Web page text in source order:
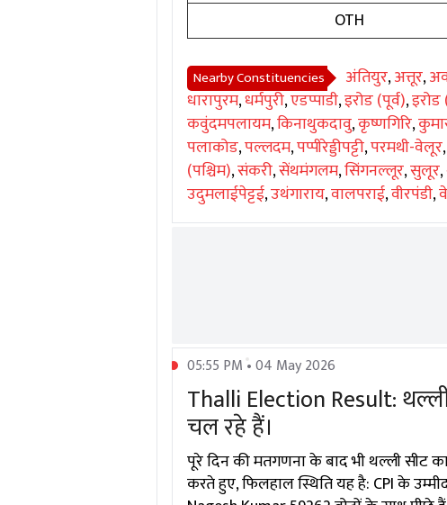
OTH
Nearby Constituencies अंतियुर,अत्तूर,
धारापुरम,धर्मपुरी,एडप्पाडी,इरोड (पूर्व),इरोड
कवुंदमपलायम,किनाथुकदावु,कृष्णगिरि,
पलाकोड,पल्लदम,पप्पीरेड्डीपट्टी,परमथी-वेलूर,
(पश्चिम),संकरी,सेंथमंगलम,सिंगनल्लूर,सुलूर,
उदुमलाईपेट्टई,उथंगाराय,वालपराई,वीरपंडी,
05:55 PM • 04 May 2026
Thalli Election Result:
चल रहे हैं।
पूरे दिन की मतगणना के बाद भी थल्ली सीट
करते हुए, फिलहाल स्थिति यह है: CPI के